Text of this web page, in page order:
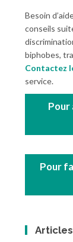
Besoin
conseils
biphobes,
Contactez
service.
Pour
Pour